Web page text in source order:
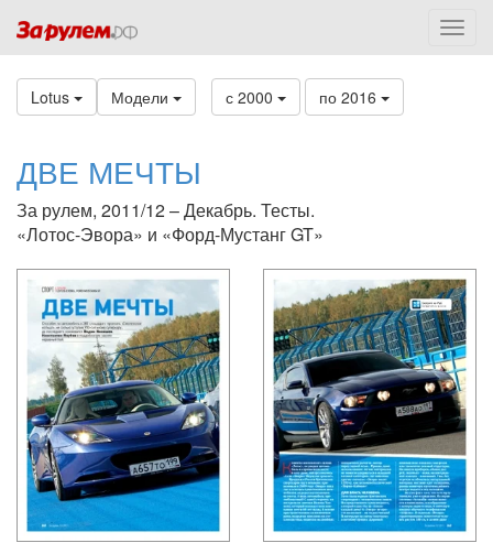
Lotus Модели с 2000 по 2016
ДВЕ МЕЧТЫ
За рулем, 2011/12 – Декабрь. Тесты.
«Лотос-Эвора» и «Форд-Мустанг GT»